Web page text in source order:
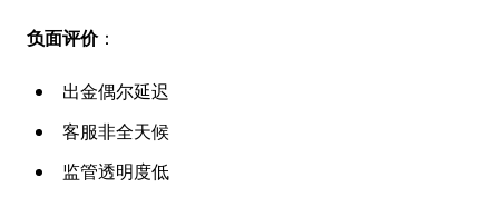
负面评价：
出金偶尔延迟
客服非全天候
监管透明度低